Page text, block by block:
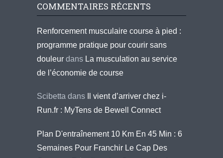
COMMENTAIRES RÉCENTS
Renforcement musculaire course à pied :
programme pratique pour courir sans
douleur dans La musculation au service
de l’économie de course
Scibetta dans
Il vient d’arriver chez i-
Run.fr : MyTens de Bewell Connect
Plan D'entraînement 10 Km En 45 Min : 6
Semaines Pour Franchir Le Cap Des